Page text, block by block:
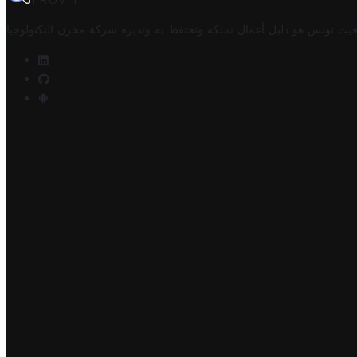
تونس هو دليل أعمال تملكه وتحتفظ به وتديره شركة مخزن التكنولوجيا